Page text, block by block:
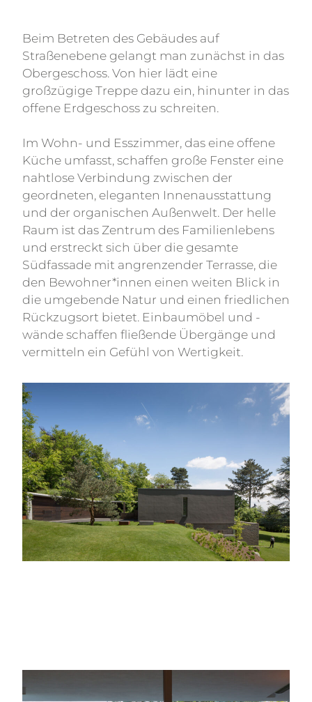
Beim Betreten des Gebäudes auf
Straßenebene gelangt man zunächst in das
Obergeschoss. Von hier lädt eine
großzügige Treppe dazu ein, hinunter in das
offene Erdgeschoss zu schreiten.
Im Wohn- und Esszimmer, das eine offene
Küche umfasst, schaffen große Fenster eine
nahtlose Verbindung zwischen der
geordneten, eleganten Innenausstattung
und der organischen Außenwelt. Der helle
Raum ist das Zentrum des Familienlebens
und erstreckt sich über die gesamte
Südfassade mit angrenzender Terrasse, die
den Bewohner*innen einen weiten Blick in
die umgebende Natur und einen friedlichen
Rückzugsort bietet. Einbaumöbel und -
wände schaffen fließende Übergänge und
vermitteln ein Gefühl von Wertigkeit.